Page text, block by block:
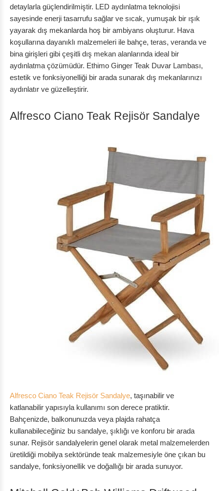
detaylarla güçlendirilmiştir. LED aydınlatma teknolojisi
sayesinde enerji tasarrufu sağlar ve sıcak, yumuşak bir ışık
yayarak dış mekanlarda hoş bir ambiyans oluşturur. Hava
koşullarına dayanıklı malzemeleri ile bahçe, teras, veranda ve
bina girişleri gibi çeşitli dış mekan alanlarında ideal bir
aydınlatma çözümüdür. Ethimo Ginger Teak Duvar Lambası,
estetik ve fonksiyonelliği bir arada sunarak dış mekanlarınızı
aydınlatır ve güzelleştirir.
Alfresco Ciano Teak Rejisör Sandalye
Alfresco Ciano Teak Rejisör Sandalye, taşınabilir ve
katlanabilir yapısıyla kullanımı son derece pratiktir.
Bahçenizde, balkonunuzda veya plajda rahatça
kullanabileceğiniz bu sandalye, şıklığı ve konforu bir arada
sunar. Rejisör sandalyelerin genel olarak metal malzemelerden
üretildiği mobilya sektöründe teak malzemesiyle öne çıkan bu
sandalye, fonksiyonellik ve doğallığı bir arada sunuyor.